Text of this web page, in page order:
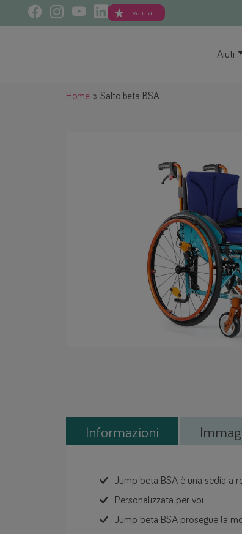
valuta
Aiuti
Home Salto beta BSA
Informazioni
Jump beta BSA è una sedia a
Personalizzata per voi
Jump beta BSA prosegue la